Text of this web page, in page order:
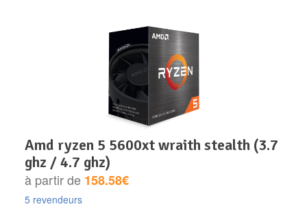
amd ryzen 5 5600xt wraith stealth (3.7
ghz / 4.7 ghz)
à partir de 158.58€
5 revendeurs